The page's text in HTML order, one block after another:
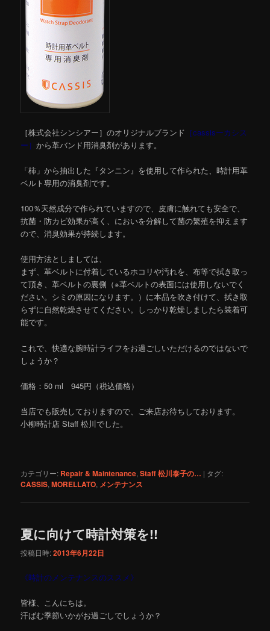
［株式会社シンシアー］のオリジナルブランド ［cassisーカシス
ー］から革バンド用消臭剤があります。
「柿」から抽出した『タンニン』を使用して作られた、時計用革
ベルト専用の消臭剤です。
100％天然成分で作られていますので、皮膚に触れても安全で、
抗菌・防カビ効果が高く、においを分解して菌の繁殖を抑えます
ので、消臭効果が持続します。
使用方法としましては、
まず、革ベルトに付着しているホコリや汚れを、布等で拭き取っ
て頂き、革ベルトの裏側（※革ベルトの表面には使用しないでく
ださい。シミの原因になります。）に本品を吹き付けて、拭き取
らずに自然乾燥させてください。しっかり乾燥しましたら装着可
能です。
これで、快適な腕時計ライフをお過ごしいただけるのではないで
しょうか？
価格：50 ml 945円（税込価格）
当店でも販売しておりますので、ご来店お待ちしております。
小柳時計店 Staff 松川でした。
カテゴリー: Repair & Maintenance,Staff 松川泰子の… | タグ:
CASSIS,MORELLATO, メンテナンス
夏に向けて時計対策を!!
投稿日時:2013年6月22日
《時計のメンテナンスのススメ》
皆様、こんにちは。
汗ばむ季節いかがお過ごしでしょうか？